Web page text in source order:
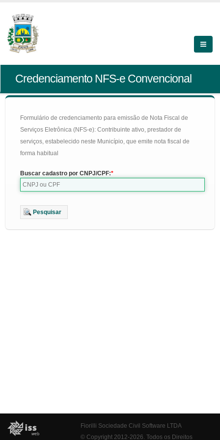
Credenciamento NFS-e Convencional
Formulário de credenciamento para emissão de Nota Fiscal de
Serviços Eletrônica (NFS-e): Contribuinte ativo, prestador de
serviços, estabelecido neste Município, que emite nota fiscal de
forma habitual
Buscar cadastro por CNPJ/CPF:
Pesquisar
Fiorilli Sociedade Civil Software LTDA
© Copyright 2012-2026. Todos os Direitos